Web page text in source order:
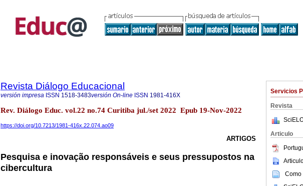
Servicios
Revista
Articulo
Como
Revista Diálogo Educacional
versión impresa ISSN 1518-3483versión On-line ISSN 1981-416X
Rev. Diálogo Educ. vol.22 no.74 Curitiba jul./set 2022 Epub 19-Nov-2022
https://doi.org/10.7213/1981-416x.22.074.ao09
ARTIGOS
Pesquisa e inovação responsáveis e seus pressupostos na
cibercultura